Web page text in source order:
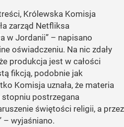
Królewska Komisja
zarząd Netfliksa
w Jordanii” – napisano
oświadczeniu. Na nic zdały
produkcja jest w całości
fikcją, podobnie jak
Komisja uznała, że materia
postrzegana
świętości religii, a przez
– wyjaśniano.